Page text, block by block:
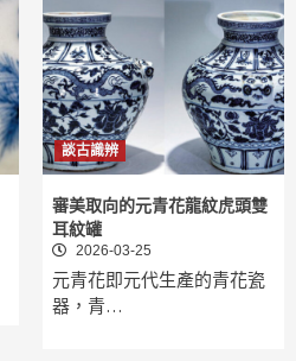
談古識辨
審美取向的元青花龍紋虎頭雙
耳紋罐
2026-03-25
元青花即元代生產的青花瓷
器，青…